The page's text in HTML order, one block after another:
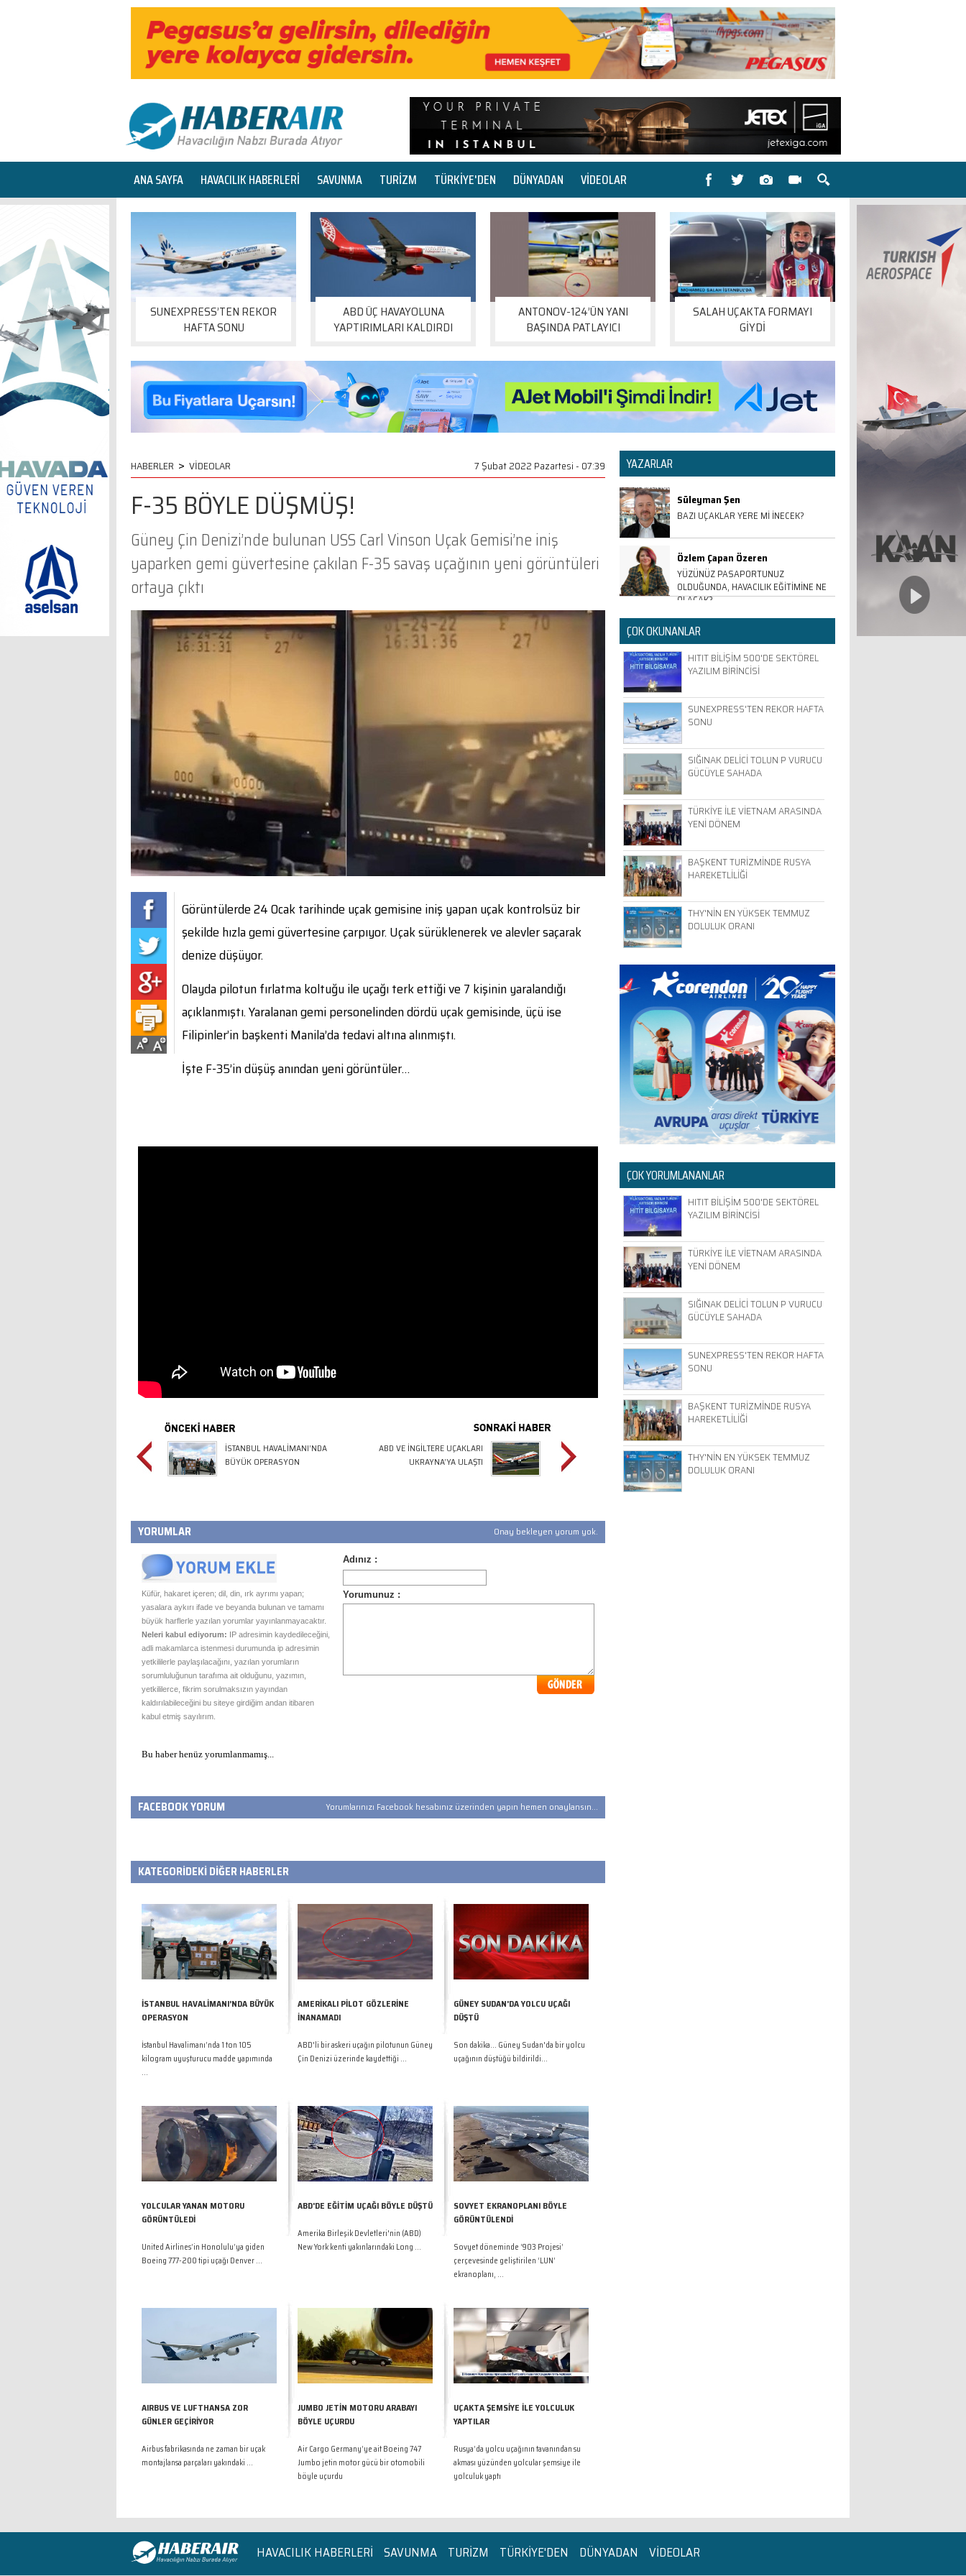
ANA SAYFA HAVACILIK HABERLERİ SAVUNMA TURİZM TÜRKİYE'DEN DÜNYADAN VİDEOLAR
SUNEXPRESS’TEN REKOR
HAFTA SONU
ABD ÜÇ HAVAYOLUNA
YAPTIRIMLARI KALDIRDI
ANTONOV-124’ÜN YANI
BAŞINDA PATLAYICI
SALAH UÇAKTA FORMAYI
GİYDİ
HABERLER > VİDEOLAR 7 Şubat 2022 Pazartesi - 07:39
F-35 BÖYLE DÜŞMÜŞ!
Güney Çin Denizi’nde bulunan USS Carl Vinson Uçak Gemisi’ne iniş
yaparken gemi güvertesine çakılan F-35 savaş uçağının yeni görüntüleri
ortaya çıktı
Görüntülerde 24 Ocak tarihinde uçak gemisine iniş yapan uçak kontrolsüz bir
şekilde hızla gemi güvertesine çarpıyor. Uçak sürüklenerek ve alevler saçarak
denize düşüyor.
Olayda pilotun fırlatma koltuğu ile uçağı terk ettiği ve 7 kişinin yaralandığı
açıklanmıştı. Yaralanan gemi personelinden dördü uçak gemisinde, üçü ise
Filipinler’in başkenti Manila’da tedavi altına alınmıştı.
İşte F-35’in düşüş anından yeni görüntüler…
İSTANBUL HAVALİMANI’NDA
BÜYÜK OPERASYON
ABD VE İNGİLTERE UÇAKLARI
UKRAYNA’YA ULAŞTI
YORUMLAR Onay bekleyen yorum yok.
Küfür, hakaret içeren; dil, din, ırk ayrımı yapan;
yasalara aykırı ifade ve beyanda bulunan ve tamamı
büyük harflerle yazılan yorumlar yayınlanmayacaktır.
Neleri kabul ediyorum: IP adresimin kaydedileceğini,
adli makamlarca istenmesi durumunda ip adresimin
yetkililerle paylaşılacağını, yazılan yorumların
sorumluluğunun tarafıma ait olduğunu, yazımın,
yetkililerce, fikrim sorulmaksızın yayından
kaldırılabileceğini bu siteye girdiğim andan itibaren
kabul etmiş sayılırım.
Bu haber henüz yorumlanmamış...
FACEBOOK YORUM Yorumlarınızı Facebook hesabınız üzerinden yapın hemen onaylansın...
KATEGORİDEKİ DİĞER HABERLER
İSTANBUL HAVALİMANI’NDA BÜYÜK
OPERASYON
İstanbul Havalimanı’nda 1 ton 105
kilogram uyuşturucu madde yapımında
...
AMERİKALI PİLOT GÖZLERİNE
İNANAMADI
ABD'li bir askeri uçağın pilotunun Güney
Çin Denizi üzerinde kaydettiği ...
GÜNEY SUDAN'DA YOLCU UÇAĞI
DÜŞTÜ
Son dakika... Güney Sudan'da bir yolcu
uçağının düştüğü bildirildi...
YOLCULAR YANAN MOTORU
GÖRÜNTÜLEDİ
United Airlines’in Honolulu’ya giden
Boeing 777-200 tipi uçağı Denver ...
ABD'DE EĞİTİM UÇAĞI BÖYLE DÜŞTÜ
Amerika Birleşik Devletleri'nin (ABD)
New York kenti yakınlarındaki Long ...
SOVYET EKRANOPLANI BÖYLE
GÖRÜNTÜLENDİ
Sovyet döneminde ‘903 Projesi’
çerçevesinde geliştirilen ‘LUN’
ekranoplanı, ...
AIRBUS VE LUFTHANSA ZOR
GÜNLER GEÇİRİYOR
Airbus fabrikasında ne zaman bir uçak
montajlansa parçaları yakındaki ...
JUMBO JETİN MOTORU ARABAYI
BÖYLE UÇURDU
Air Cargo Germany’ye ait Boeing 747
Jumbo jetin motor gücü bir otomobili
böyle uçurdu
UÇAKTA ŞEMSİYE İLE YOLCULUK
YAPTILAR
Rusya’da yolcu uçağının tavanından su
akması yüzünden yolcular şemsiye ile
yolculuk yaptı
YAZARLAR
Süleyman Şen
BAZI UÇAKLAR YERE Mİ İNECEK?
Özlem Çapan Özeren
YÜZÜNÜZ PASAPORTUNUZ
OLDUĞUNDA, HAVACILIK EĞİTİMİNE NE
OLACAK?
ÇOK OKUNANLAR
HITIT BİLİŞİM 500'DE SEKTÖREL
YAZILIM BİRİNCİSİ
SUNEXPRESS'TEN REKOR HAFTA
SONU
SIĞINAK DELİCİ TOLUN P VURUCU
GÜCÜYLE SAHADA
TÜRKİYE İLE VİETNAM ARASINDA
YENİ DÖNEM
BAŞKENT TURİZMİNDE RUSYA
HAREKETLİLİĞİ
THY'NİN EN YÜKSEK TEMMUZ
DOLULUK ORANI
ÇOK YORUMLANANLAR
HITIT BİLİŞİM 500'DE SEKTÖREL
YAZILIM BİRİNCİSİ
TÜRKİYE İLE VİETNAM ARASINDA
YENİ DÖNEM
SIĞINAK DELİCİ TOLUN P VURUCU
GÜCÜYLE SAHADA
SUNEXPRESS'TEN REKOR HAFTA
SONU
BAŞKENT TURİZMİNDE RUSYA
HAREKETLİLİĞİ
THY'NİN EN YÜKSEK TEMMUZ
DOLULUK ORANI
HAVACILIK HABERLERİ SAVUNMA TURİZM TÜRKİYE'DEN DÜNYADAN VİDEOLAR